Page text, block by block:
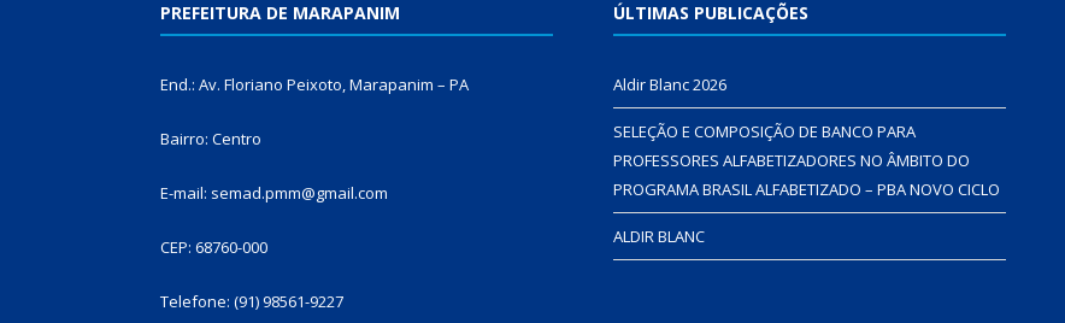
PREFEITURA DE MARAPANIM
End.: Av. Floriano Peixoto, Marapanim – PA
Bairro: Centro
E-mail: semad.pmm@gmail.com
CEP: 68760-000
Telefone: (91) 98561-9227
ÚLTIMAS PUBLICAÇÕES
Aldir Blanc 2026
SELEÇÃO E COMPOSIÇÃO DE BANCO PARA
PROFESSORES ALFABETIZADORES NO ÂMBITO DO
PROGRAMA BRASIL ALFABETIZADO – PBA NOVO CICLO
ALDIR BLANC